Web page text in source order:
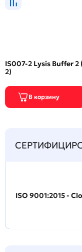
IS007-2 Lysis Buffer 2
2)
ISO 9001:2015 -